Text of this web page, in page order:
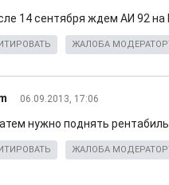
14 сентября ждем АИ 92 на
ЖАЛОБА
06.09.2013, 17:06
нужно поднять
ЖАЛОБА